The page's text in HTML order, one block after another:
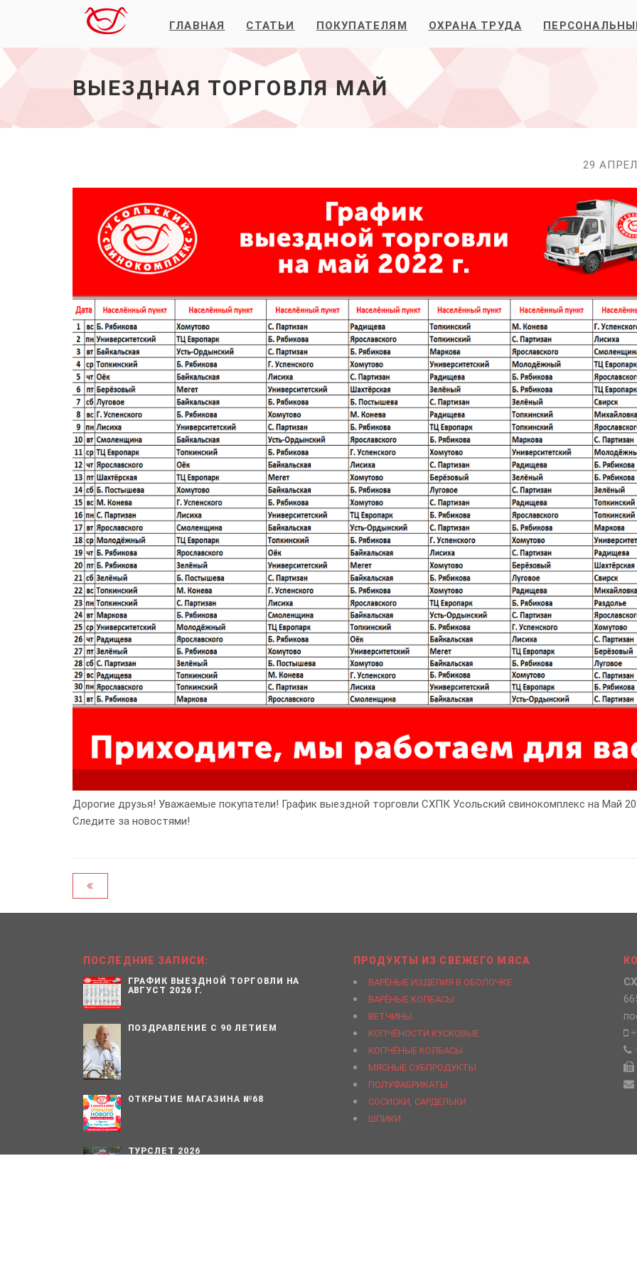
-
начало
ГЛАВНАЯ СТАТЬИ ПОКУПАТЕЛЯМ ОХРАНА ТРУДА
ВЫЕЗДНАЯ ТОРГОВЛЯ МАЙ
29
Дорогие друзья! Уважаемые покупатели! График выездной торговли СХПК Усольский свинокомплекс на Май
Следите за новостями!
ПОСЛЕДНИЕ ЗАПИСИ:
ГРАФИК ВЫЕЗДНОЙ ТОРГОВЛИ НА
АВГУСТ 2026 Г.
ПОЗДРАВЛЕНИЕ С 90 ЛЕТИЕМ
ОТКРЫТИЕ МАГАЗИНА №68
ТУРСЛЕТ 2026
ПРОДУКТЫ ИЗ СВЕЖЕГО МЯСА
ВАРЁНЫЕ ИЗДЕЛИЯ В ОБОЛОЧКЕ
ВАРЁНЫЕ КОЛБАСЫ
ВЕТЧИНЫ
КОПЧЁНОСТИ КУСКОВЫЕ
КОПЧЁНЫЕ КОЛБАСЫ
МЯСНЫЕ СУБПРОДУКТЫ
ПОЛУФАБРИКАТЫ
СОСИСКИ, САРДЕЛЬКИ
ШПИКИ